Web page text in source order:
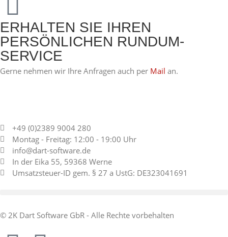
ERHALTEN SIE IHREN
PERSÖNLICHEN RUNDUM-
SERVICE
Gerne nehmen wir Ihre Anfragen auch per Mail an.
+49 (0)2389 9004 280
Montag - Freitag: 12:00 - 19:00 Uhr
info@dart-software.de
In der Eika 55, 59368 Werne
Umsatzsteuer-ID gem. § 27 a UstG: DE323041691
© 2K Dart Software GbR - Alle Rechte vorbehalten